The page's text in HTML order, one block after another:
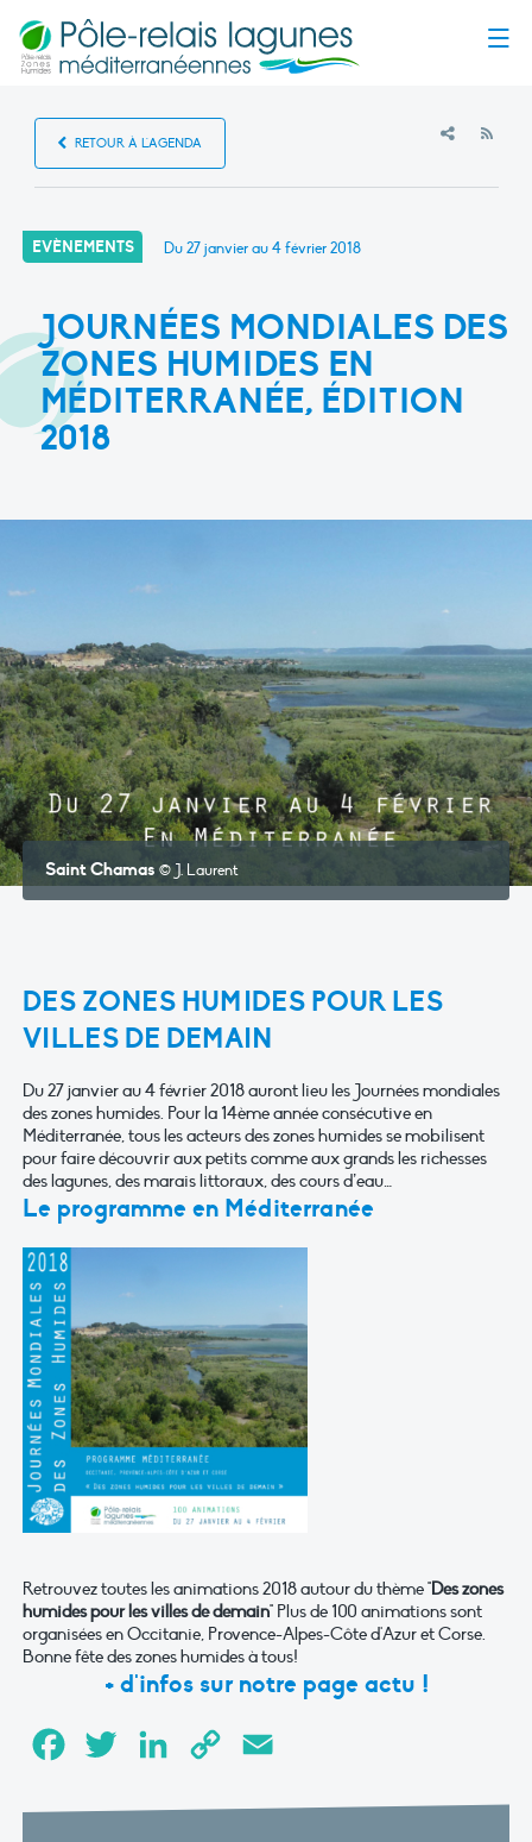
RETOUR À L'AGENDA
EVÈNEMENTS Du 27 janvier au 4 février 2018
JOURNÉES MONDIALES DES
ZONES HUMIDES EN
MÉDITERRANÉE, ÉDITION
2018
Saint Chamas © J. Laurent
DES ZONES HUMIDES POUR LES
VILLES DE DEMAIN
Du 27 janvier au 4 février 2018 auront lieu les Journées mondiales
des zones humides. Pour la 14ème année consécutive en
Méditerranée, tous les acteurs des zones humides se mobilisent
pour faire découvrir aux petits comme aux grands les richesses
des lagunes, des marais littoraux, des cours d’eau…
Le programme en Méditerranée
Retrouvez toutes les animations 2018 autour du thème "Des zones
humides pour les villes de demain" Plus de 100 animations sont
organisées en Occitanie, Provence-Alpes-Côte d'Azur et Corse.
Bonne fête des zones humides à tous!
+ d'infos sur notre page actu !
FacebookTwitter LinkedInCopy